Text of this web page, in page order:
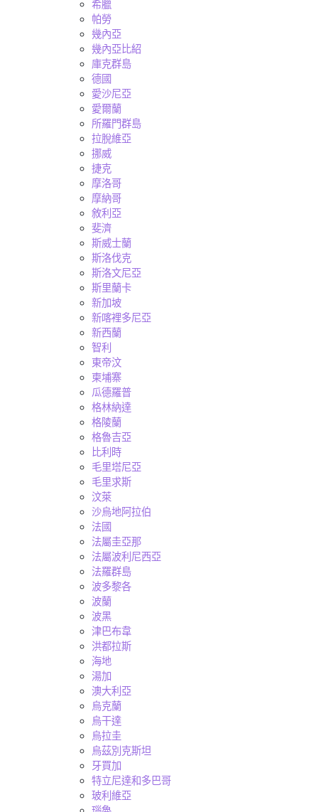
希臘
帕勞
幾內亞
幾內亞比紹
庫克群島
德國
愛沙尼亞
愛爾蘭
所羅門群島
拉脫維亞
挪威
捷克
摩洛哥
摩納哥
敘利亞
斐濟
斯威士蘭
斯洛伐克
斯洛文尼亞
斯里蘭卡
新加坡
新喀裡多尼亞
新西蘭
智利
東帝汶
柬埔寨
瓜德羅普
格林納達
格陵蘭
格魯吉亞
比利時
毛里塔尼亞
毛里求斯
汶萊
沙烏地阿拉伯
法國
法屬圭亞那
法屬波利尼西亞
法羅群島
波多黎各
波蘭
波黑
津巴布韋
洪都拉斯
海地
湯加
澳大利亞
烏克蘭
烏干達
烏拉圭
烏茲別克斯坦
牙買加
特立尼達和多巴哥
玻利維亞